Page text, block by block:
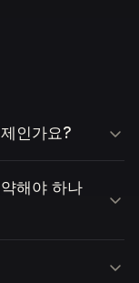
인가요?
해야 하나